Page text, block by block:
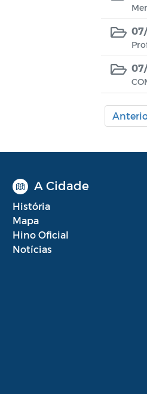
de Turismo
do
Rural e
–
AR
do Idoso
A Cidade
História
Mapa
Hino Oficial
Notícias